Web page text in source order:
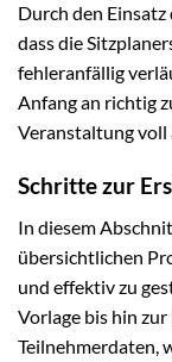
Durch den Einsatz
dass die
fehleranfällig
Anfang an richtig
Veranstaltung voll
Schritte zur
In diesem
übersichtlichen
und effektiv zu
Vorlage bis hin
Teilnehmerdaten,